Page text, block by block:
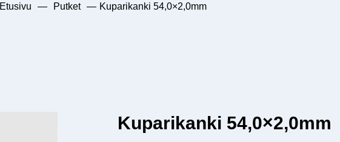
Etusivu — Putket — Kuparikanki 54,0×2,0mm
Kuparikanki 54,0×2,0mm